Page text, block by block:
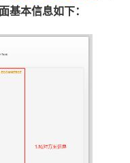
基本信息如下：